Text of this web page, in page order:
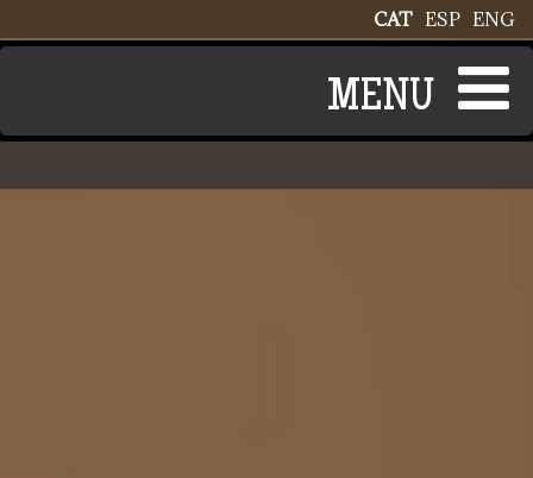
ENG
ESP
CAT